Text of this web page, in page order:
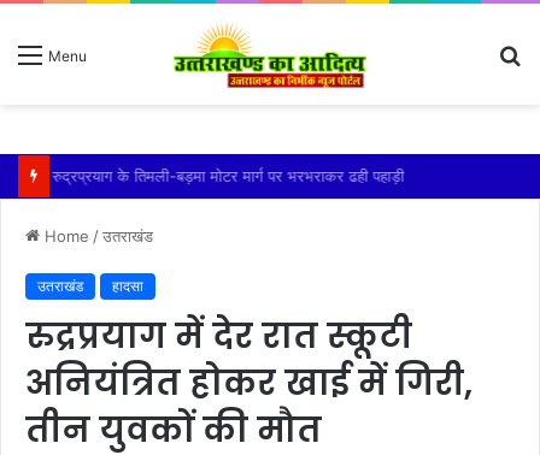
Menu
रुद्रप्रयाग के तिमली-बड़मा मोटर मार्ग पर भरभराकर ढही पहाड़ी
Home /उतराखंड
उतराखंड हादसा
रुद्रप्रयाग में देर रात स्कूटी
अनियंत्रित होकर खाई में गिरी,
तीन युवकों की मौत